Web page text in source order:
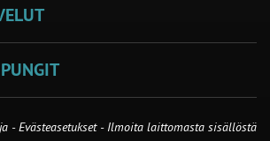
-Evästeasetukset- Ilmoita laittomasta sisällöstä